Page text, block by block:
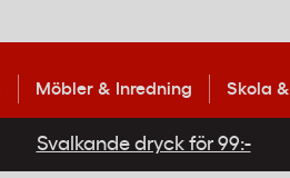
Möbler & Inredning Skola
Svalkande dryck för 99:-